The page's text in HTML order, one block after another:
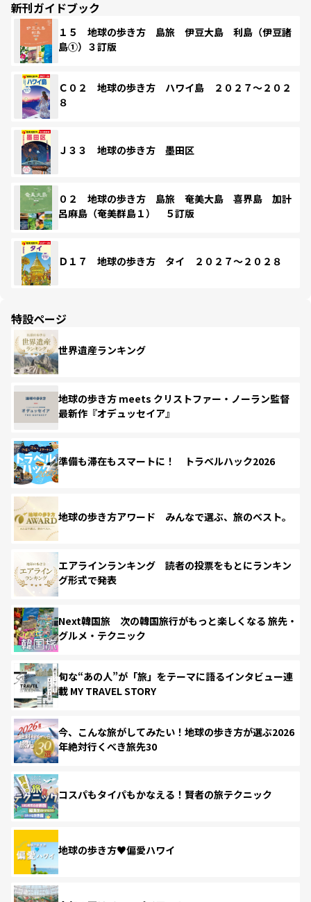
新刊ガイドブック
１５ 地球の歩き方 島旅 伊豆大島 利島（伊豆諸
島①）３訂版
Ｃ０２ 地球の歩き方 ハワイ島 ２０２７～２０２
８
Ｊ３３ 地球の歩き方 墨田区
０２ 地球の歩き方 島旅 奄美大島 喜界島 加計
呂麻島（奄美群島１） ５訂版
Ｄ１７ 地球の歩き方 タイ ２０２７～２０２８
特設ページ
世界遺産ランキング
地球の歩き方 meets クリストファー・ノーラン監督
最新作『オデュッセイア』
準備も滞在もスマートに！ トラベルハック2026
地球の歩き方アワード みんなで選ぶ、旅のベスト。
エアラインランキング 読者の投票をもとにランキン
グ形式で発表
Next韓国旅 次の韓国旅行がもっと楽しくなる 旅先・
グルメ・テクニック
旬な“あの人”が「旅」をテーマに語るインタビュー連
載 MY TRAVEL STORY
今、こんな旅がしてみたい！地球の歩き方が選ぶ2026
年絶対行くべき旅先30
コスパもタイパもかなえる！賢者の旅テクニック
地球の歩き方♥偏愛ハワイ